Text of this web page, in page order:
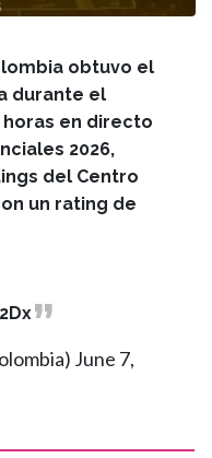
obtuvo el
durante el
en directo
2026,
del Centro
un rating de
June 7,